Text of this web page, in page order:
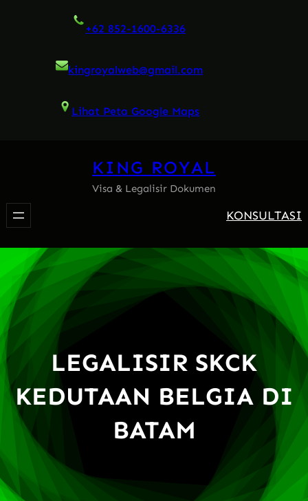
+62 852-1600-6336
kingroyalweb@gmail.com
Lihat Peta Google Maps
KING ROYAL
Visa & Legalisir Dokumen
KONSULTASI
LEGALISIR SKCK
KEDUTAAN BELGIA DI
BATAM